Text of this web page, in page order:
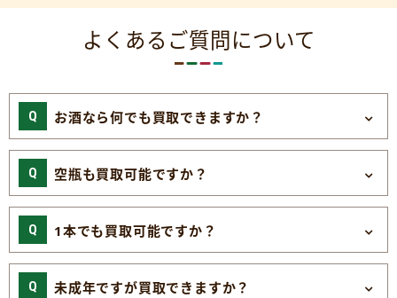
よくあるご質問について
お酒なら何でも買取できますか？
空瓶も買取可能ですか？
1本でも買取可能ですか？
未成年ですが買取できますか？